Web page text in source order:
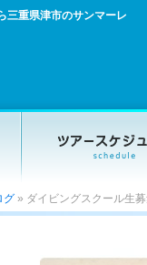
三重県津市のサンマーレ
グ » ダイビングスクール生